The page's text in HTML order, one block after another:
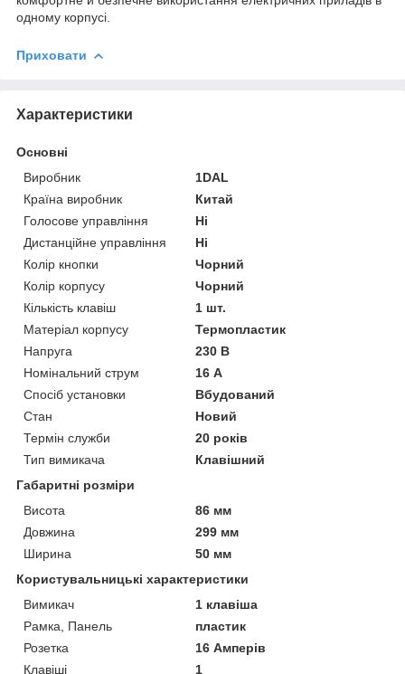
одному корпусі.
Приховати
Характеристики
Основні
Виробник
1DAL
Країна виробник
Китай
Голосове управління
Ні
Дистанційне управління
Ні
Колір кнопки
Чорний
Колір корпусу
Чорний
Кількість клавіш
1 шт.
Матеріал корпусу
Термопластик
Напруга
230 В
Номінальний струм
16 А
Спосіб установки
Вбудований
Стан
Новий
Термін служби
20 років
Тип вимикача
Клавішний
Габаритні розміри
Висота
86 мм
Довжина
299 мм
Ширина
50 мм
Користувальницькі характеристики
Вимикач
1 клавіша
Рамка, Панель
пластик
Розетка
16 Амперів
Клавіші
1